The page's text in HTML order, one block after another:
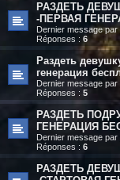
РАЗДЕТЬ
-ПЕРВАЯ
Dernier message par
Réponses : 6
Раздеть
генерация
Dernier message par
Réponses : 5
РАЗДЕТЬ
ГЕНЕРАЦИЯ
Dernier message par
Réponses : 6
РАЗДЕТЬ